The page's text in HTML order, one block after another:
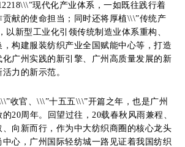
现代化产业体系，一如既往践行着
献的使命担当；同时还将厚植\\\”传统产
以新型工业化引领传统制造业体系重构、
构建服装纺织产业全国赋能中心等，打造
广州实践的新引擎、广州高质量发展的新
力的新示范。
收官、\\\”十五五\\\”开篇之年，也是广州
20周年。回望过往，20载春秋风雨兼程、
向新而行，作为中大纺织商圈的核心龙头
心，广州国际轻纺城一路见证着我国纺织